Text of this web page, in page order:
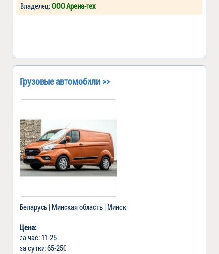
Владелец:ООО Арена-тех
Грузовые автомобили >>
Беларусь | Минская область | Минск
Цена:
за час: 11-25
за сутки: 65-250